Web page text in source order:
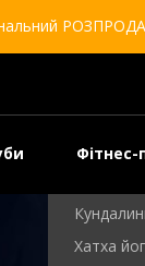
Фітнес-
Хатха